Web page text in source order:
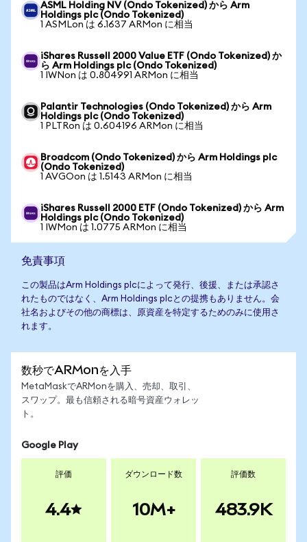
ASML Holding NV (Ondo Tokenized) から Arm
Holdings plc (Ondo Tokenized)
1 ASMLon は 6.1637 ARMon に相当
iShares Russell 2000 Value ETF (Ondo Tokenized) か
ら Arm Holdings plc (Ondo Tokenized)
1 IWNon は 0.804991 ARMon に相当
Palantir Technologies (Ondo Tokenized) から Arm
Holdings plc (Ondo Tokenized)
1 PLTRon は 0.604196 ARMon に相当
Broadcom (Ondo Tokenized) から Arm Holdings plc
(Ondo Tokenized)
1 AVGOon は 1.5143 ARMon に相当
iShares Russell 2000 ETF (Ondo Tokenized) から Arm
Holdings plc (Ondo Tokenized)
1 IWMon は 1.0775 ARMon に相当
免責事項
この製品はArm Holdings plcによって発行、後援、または承認さ
れたものではなく、Arm Holdings plcとの提携もありません。会
社名およびその他の商標は、原資産を特定するためのみに使用さ
れます。
数秒でARMonを入手
MetaMaskでARMonを購入、売却、取引、
スワップ。最も信頼される暗号資産ウォレッ
ト。
Google Play
評価
4.4
ダウンロード数
10M+
評価数
483.9K